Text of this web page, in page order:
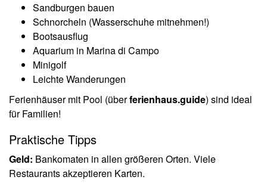
Sandburgen bauen
Schnorcheln (Wasserschuhe mitnehmen!)
Bootsausflug
Aquarium in Marina di Campo
Minigolf
Leichte Wanderungen
Ferienhäuser mit Pool (überferienhaus.guide) sind ideal
für Familien!
Praktische Tipps
Geld: Bankomaten in allen größeren Orten. Viele
Restaurants akzeptieren Karten.